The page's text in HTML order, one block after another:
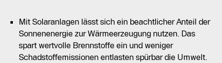
Mit Solaranlagen lässt sich ein beachtlicher Anteil der
Sonnenenergie zur Wärmeerzeugung nutzen. Das
spart wertvolle Brennstoffe ein und weniger
Schadstoffemissionen entlasten spürbar die Umwelt.